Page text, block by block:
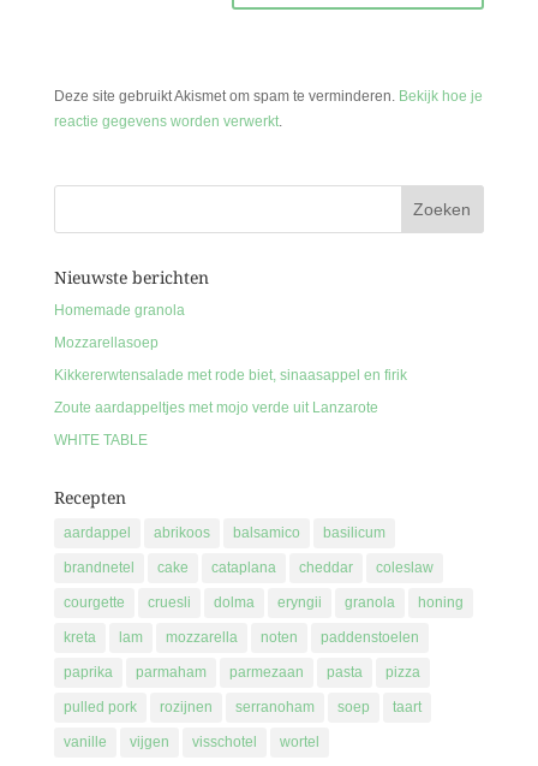
Deze site gebruikt Akismet om spam te verminderen. Bekijk hoe je
reactie gegevens worden verwerkt.
Nieuwste berichten
Homemade granola
Mozzarellasoep
Kikkererwtensalade met rode biet, sinaasappel en firik
Zoute aardappeltjes met mojo verde uit Lanzarote
WHITE TABLE
Recepten
aardappel abrikoos balsamico basilicum
brandnetel cake cataplana cheddar coleslaw
courgette cruesli dolma eryngii granola honing
kreta lam mozzarella noten paddenstoelen
paprika parmaham parmezaan pasta pizza
pulled pork rozijnen serranoham soep taart
vanille vijgen visschotel wortel